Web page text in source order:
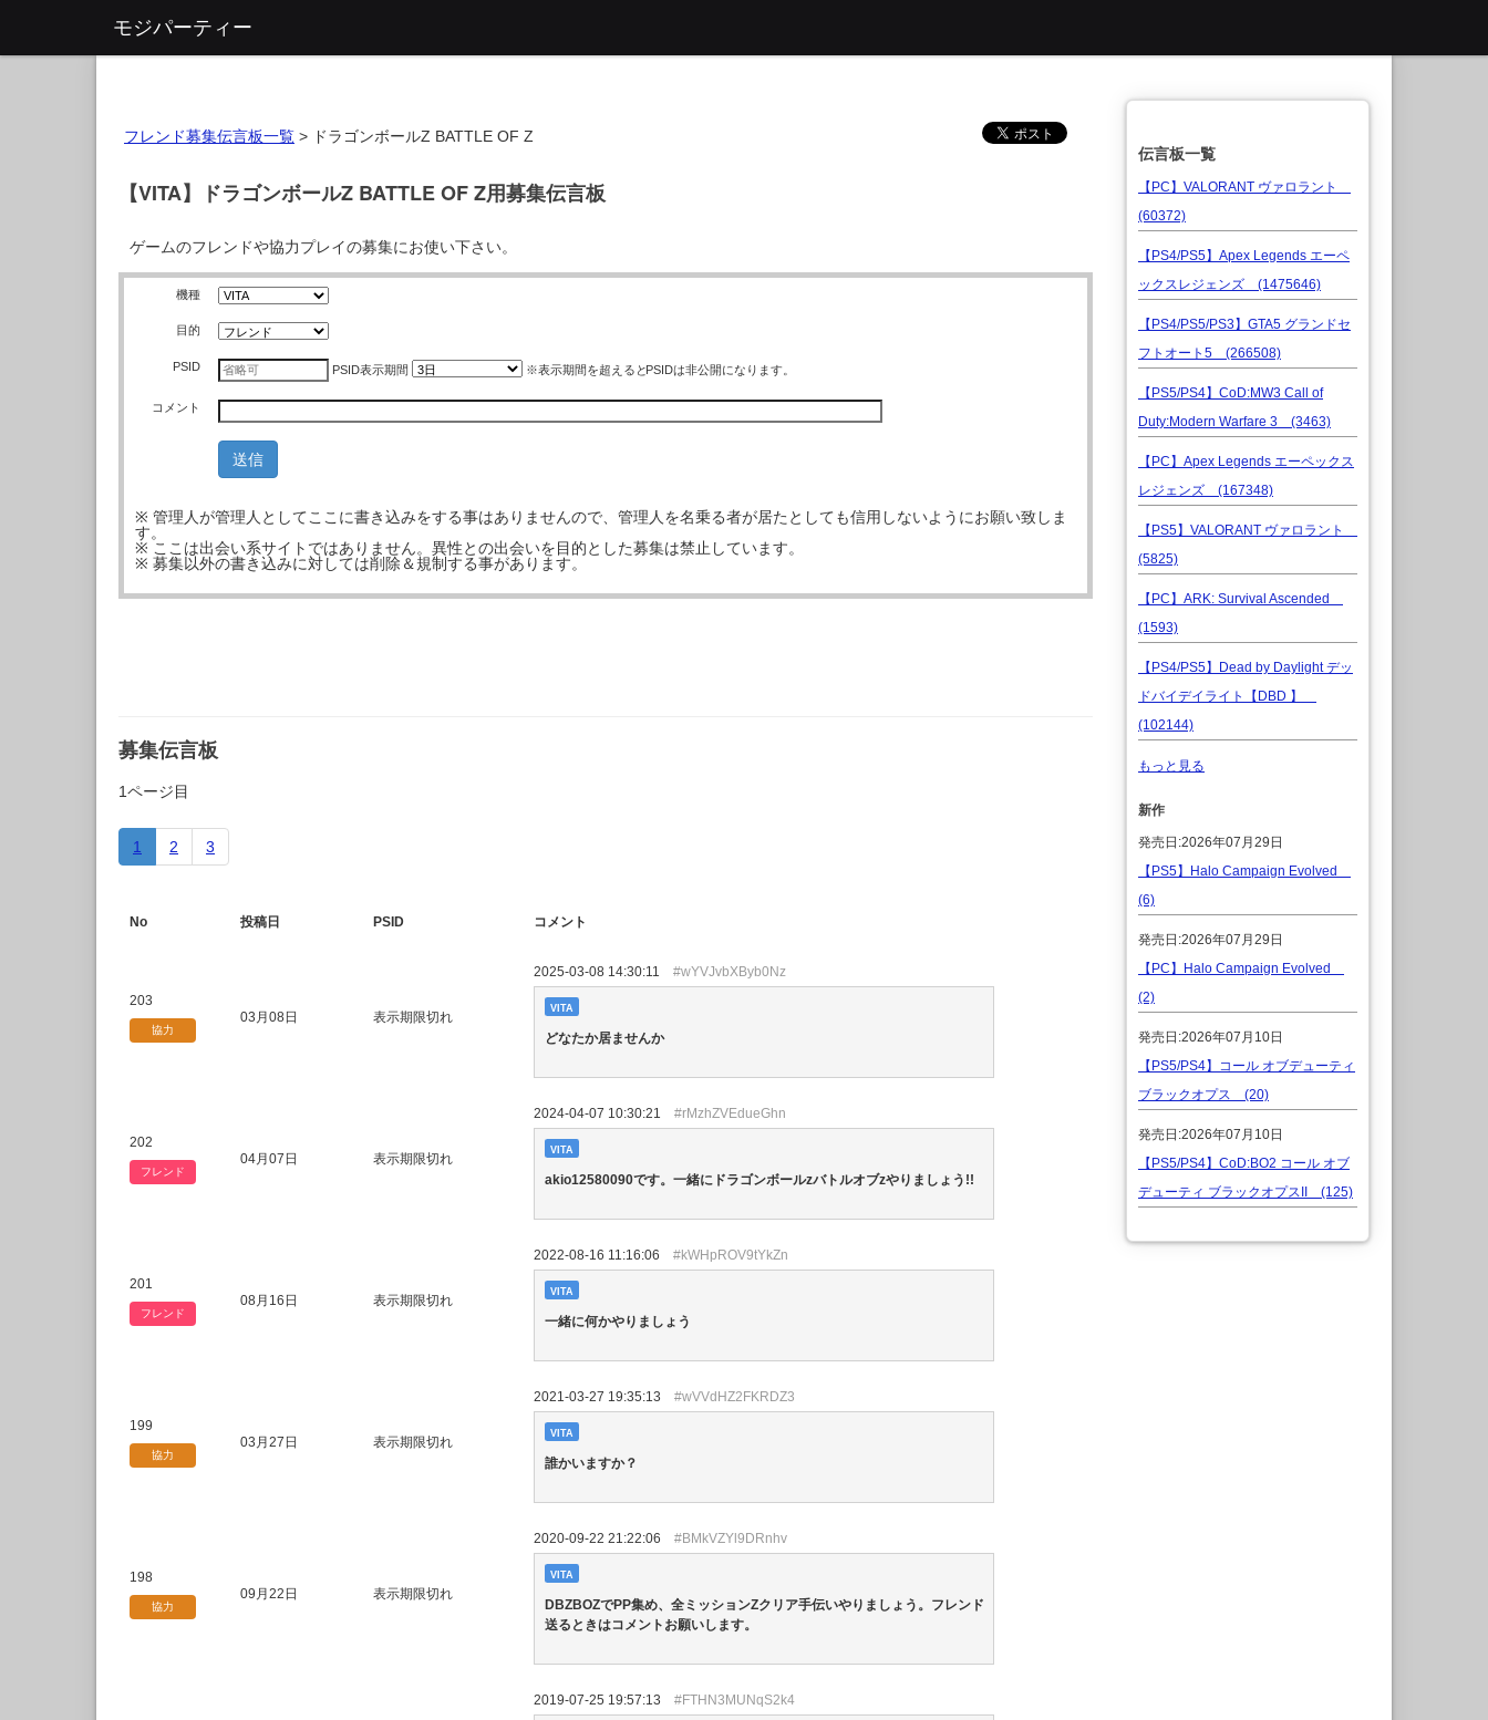
モジパーティー
フレンド募集伝言板一覧 > ドラゴンボールZ BATTLE OF Z
【VITA】ドラゴンボールZ BATTLE OF Z用募集伝言板
ゲームのフレンドや協力プレイの募集にお使い下さい。
機種
目的
PSID PSID表示期間 ※表示期間を超えるとPSIDは非公開になります。
コメント
※ 管理人が管理人としてここに書き込みをする事はありませんので、管理人を名乗る者が居たとしても信用しないようにお願い致しま
す。
※ ここは出会い系サイトではありません。異性との出会いを目的とした募集は禁止しています。
※ 募集以外の書き込みに対しては削除＆規制する事があります。
募集伝言板
1ページ目
1 2 3
No 投稿日 PSID コメント
203
協力
03月08日 表示期限切れ
2025-03-08 14:30:11 #wYVJvbXByb0Nz
VITA
どなたか居ませんか
202
フレンド
04月07日 表示期限切れ
2024-04-07 10:30:21 #rMzhZVEdueGhn
VITA
akio12580090です。一緒にドラゴンボールzバトルオブzやりましょう!!
201
フレンド
08月16日 表示期限切れ
2022-08-16 11:16:06 #kWHpROV9tYkZn
VITA
一緒に何かやりましょう
199
協力
03月27日 表示期限切れ
2021-03-27 19:35:13 #wVVdHZ2FKRDZ3
VITA
誰かいますか？
198
協力
09月22日 表示期限切れ
2020-09-22 21:22:06 #BMkVZYl9DRnhv
VITA
DBZBOZでPP集め、全ミッションZクリア手伝いやりましょう。フレンド
送るときはコメントお願いします。
2019-07-25 19:57:13 #FTHN3MUNqS2k4
伝言板一覧
【PC】VALORANT ヴァロラント
(60372)
【PS4/PS5】Apex Legends エーペ
ックスレジェンズ (1475646)
【PS4/PS5/PS3】GTA5 グランドセ
フトオート5 (266508)
【PS5/PS4】CoD:MW3 Call of
Duty:Modern Warfare 3 (3463)
【PC】Apex Legends エーペックス
レジェンズ (167348)
【PS5】VALORANT ヴァロラント
(5825)
【PC】ARK: Survival Ascended
(1593)
【PS4/PS5】Dead by Daylight デッ
ドバイデイライト【DBD 】
(102144)
もっと見る
新作
発売日:2026年07月29日
【PS5】Halo Campaign Evolved
(6)
発売日:2026年07月29日
【PC】Halo Campaign Evolved
(2)
発売日:2026年07月10日
【PS5/PS4】コール オブデューティ
ブラックオプス (20)
発売日:2026年07月10日
【PS5/PS4】CoD:BO2 コール オブ
デューティ ブラックオプスII (125)